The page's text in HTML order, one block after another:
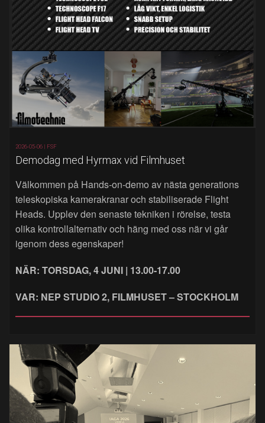
2026-05-06 | FSF
Demodag med Hyrmax vid Filmhuset
Välkommen på Hands‑on‑demo av nästa generations
teleskopiska kamerakranar och stabiliserade Flight
Heads. Upplev den senaste tekniken i rörelse, testa
olika kontrollalternativ och häng med oss när vi går
igenom dess egenskaper!
NÄR: TORSDAG, 4 JUNI | 13.00-17.00
VAR: NEP STUDIO 2, FILMHUSET – STOCKHOLM